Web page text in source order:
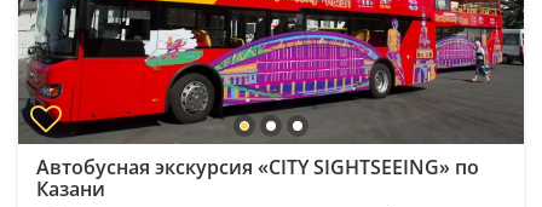
Автобусная экскурсия «CITY SIGHTSEEING» по
Казани